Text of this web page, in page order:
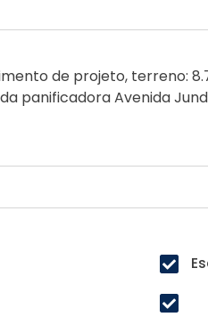
de projeto, terreno:
panificadora Avenida